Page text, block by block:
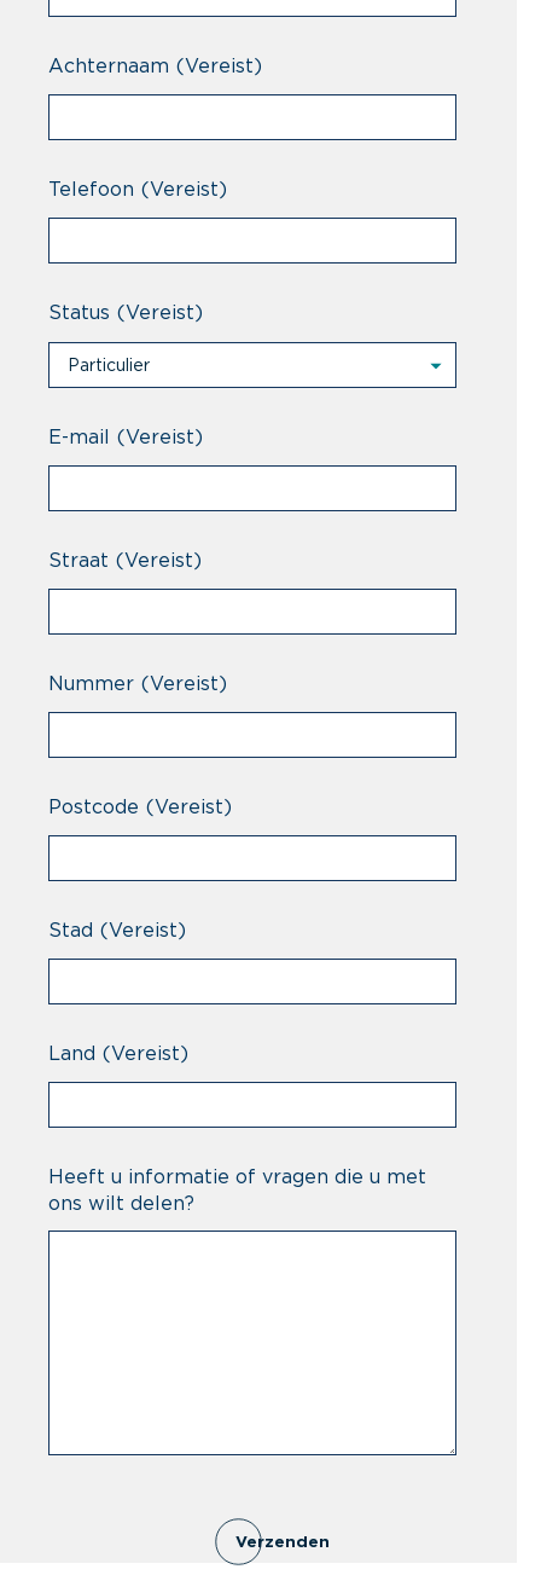
Achternaam (Vereist)
Telefoon (Vereist)
Status (Vereist)
Particulier
Professional
E-mail (Vereist)
Straat (Vereist)
Nummer (Vereist)
Postcode (Vereist)
Stad (Vereist)
Land (Vereist)
Heeft u informatie of vragen die u met
ons wilt delen?
Verzenden